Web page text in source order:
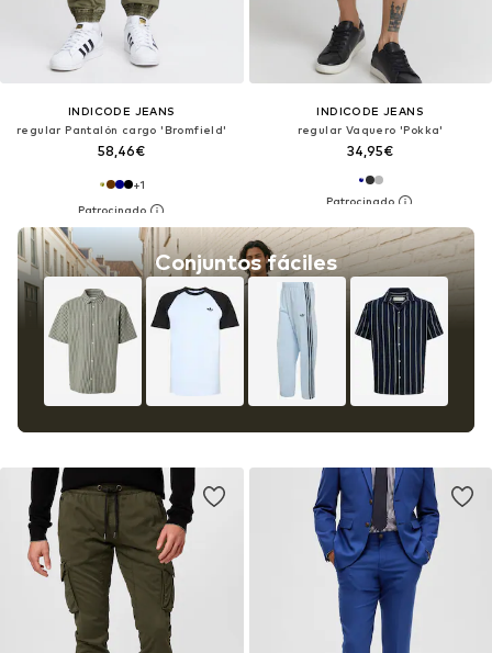
INDICODE JEANS
regular Pantalón cargo 'Bromfield'
58,46€
+1
Conjuntos fáciles
INDICODE JEANS
regular Vaquero 'Pokka'
34,95€